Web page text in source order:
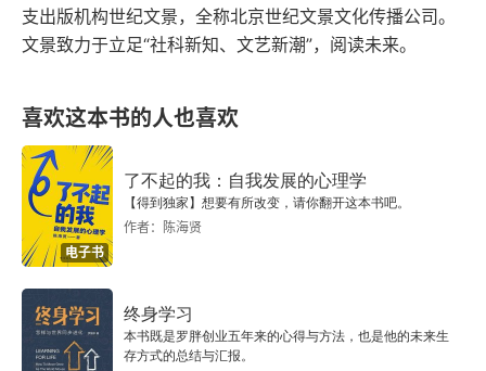
二、 “开明书店派”知识分子：植根上海社会的文化
三、 上海地方名流：跻身城市精英的另类知识分子
第六章 十字街头的象牙塔：1930年代北平知识分子
的交往世界
一、 胡适派学人群与北平自由知识分子的交往网络
二、 传统、现代交往的双重面相与京派文人的交游
网络
得虚拟化，更多地依赖于话语的力量而非实质性的
制度支撑。无论是对于社会的启蒙引导，还是对政
与社会和国家之间的直接体制性联系，同时又未能
获得一个成熟市民社会的有力托举，近代中国知识
分子的公共领域，尽管曾一度辉煌，最终却陷入了
孤立无援的境地，其影响力逐渐边缘化。
支出版机构世纪文景，全称北京世纪文景文化传播公司。
文景致力于立足“社科新知、文艺新潮”，阅读未来。
喜欢这本书的人也喜欢
电子书
了不起的我：自我发展的心理学
【得到独家】想要有所改变，请你翻开这本书吧。
作者：陈海贤
终身学习
本书既是罗胖创业五年来的心得与方法，也是他的未来生
存方式的总结与汇报。